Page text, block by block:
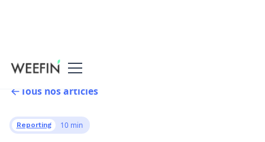
Tous nos articles
Reporting 10 min